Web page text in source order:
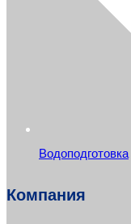
Водоподготовка
Компания